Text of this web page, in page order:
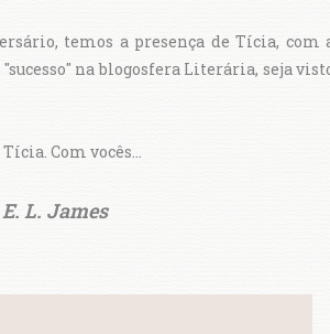
temos a presença de Tícia, com
na blogosfera Literária, seja
Com vocês...
L. James